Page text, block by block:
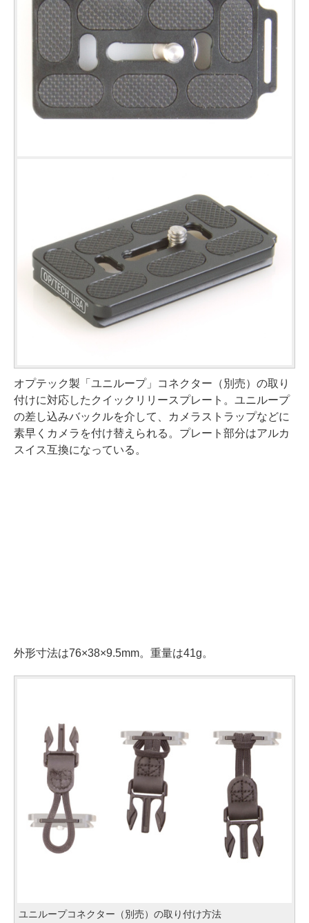
オプテック製「ユニループ」コネクター（別売）の取り
付けに対応したクイックリリースプレート。ユニループ
の差し込みバックルを介して、カメラストラップなどに
素早くカメラを付け替えられる。プレート部分はアルカ
スイス互換になっている。
外形寸法は76×38×9.5mm。重量は41g。
ユニループコネクター（別売）の取り付け方法